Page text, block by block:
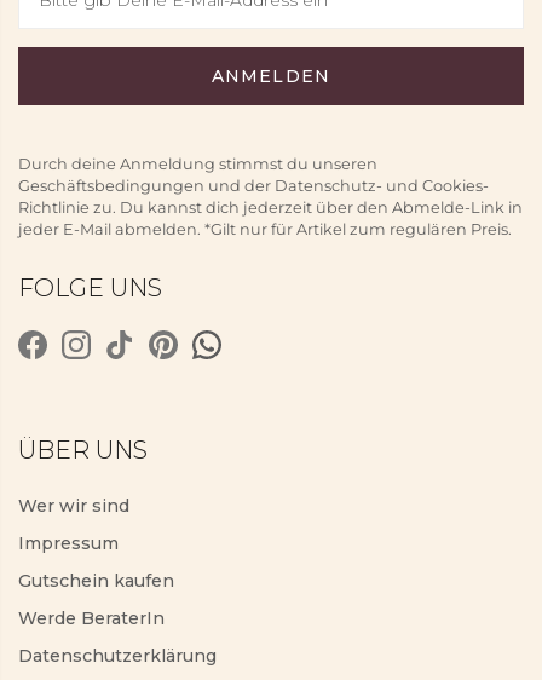
Durch deine Anmeldung stimmst du unseren
Geschäftsbedingungen und der Datenschutz- und Cookies-
Richtlinie zu. Du kannst dich jederzeit über den Abmelde-Link in
jeder E-Mail abmelden. *Gilt nur für Artikel zum regulären Preis.
FOLGE UNS
ÜBER UNS
Wer wir sind
Impressum
Gutschein kaufen
Werde BeraterIn
Datenschutzerklärung